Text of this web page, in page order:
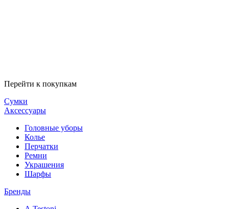
Перейти к покупкам
Сумки
Аксессуары
Головные уборы
Колье
Перчатки
Ремни
Украшения
Шарфы
Бренды